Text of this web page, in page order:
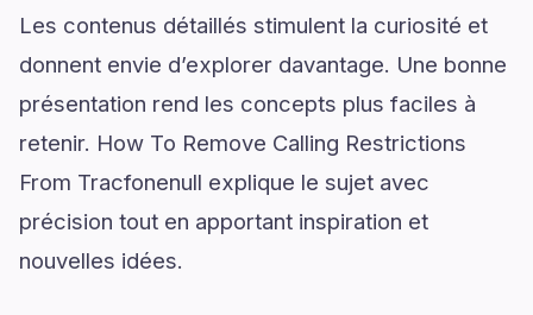
Les contenus détaillés stimulent la curiosité et
donnent envie d’explorer davantage. Une bonne
présentation rend les concepts plus faciles à
retenir. How To Remove Calling Restrictions
From Tracfonenull explique le sujet avec
précision tout en apportant inspiration et
nouvelles idées.